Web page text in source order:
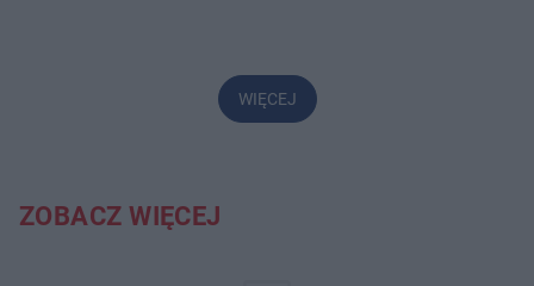
WIĘCEJ
ZOBACZ WIĘCEJ